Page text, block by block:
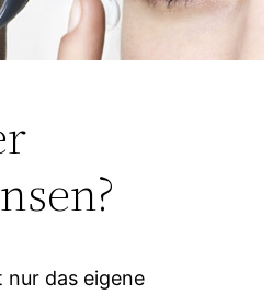
das eigene